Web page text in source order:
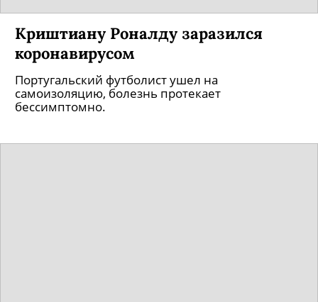
Криштиану Роналду заразился
коронавирусом
Португальский футболист ушел на
самоизоляцию, болезнь протекает
бессимптомно.